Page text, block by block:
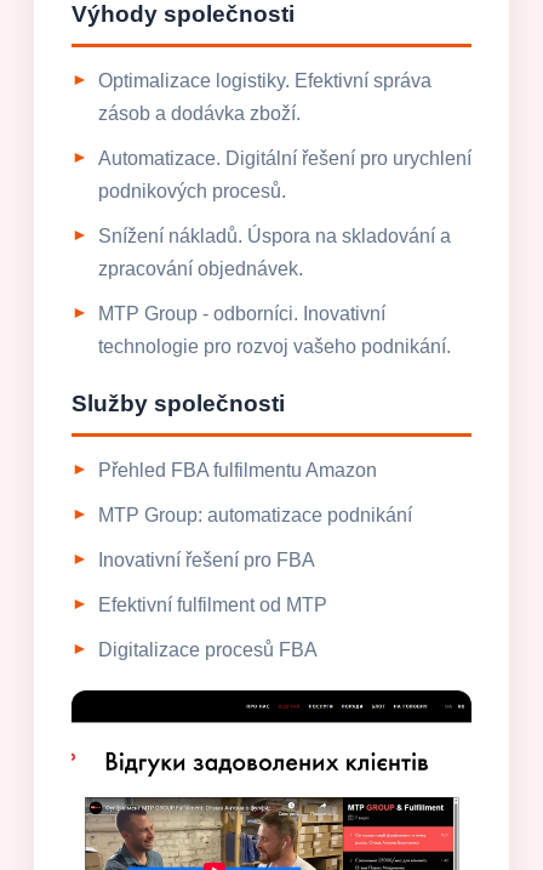
Výhody společnosti
Optimalizace logistiky. Efektivní správa
zásob a dodávka zboží.
Automatizace. Digitální řešení pro urychlení
podnikových procesů.
Snížení nákladů. Úspora na skladování a
zpracování objednávek.
MTP Group - odborníci. Inovativní
technologie pro rozvoj vašeho podnikání.
Služby společnosti
Přehled FBA fulfilmentu Amazon
MTP Group: automatizace podnikání
Inovativní řešení pro FBA
Efektivní fulfilment od MTP
Digitalizace procesů FBA